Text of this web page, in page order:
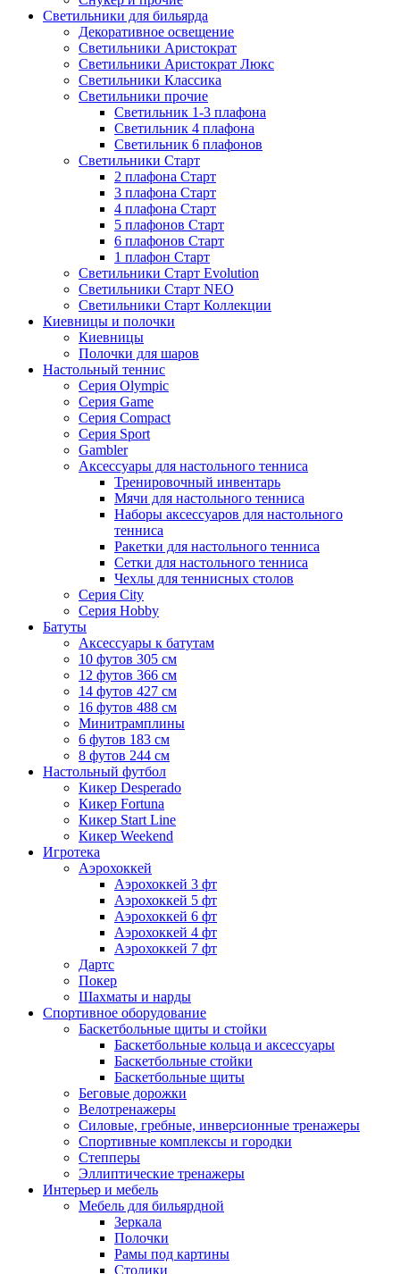
Светильники для бильярда
Декоративное освещение
Светильники Аристократ
Светильники Аристократ Люкс
Светильники Классика
Светильники прочие
Светильник 1-3 плафона
Светильник 4 плафона
Светильник 6 плафонов
Светильники Старт
2 плафона Старт
3 плафона Старт
4 плафона Старт
5 плафонов Старт
6 плафонов Старт
1 плафон Старт
Светильники Старт Evolution
Светильники Старт NEO
Светильники Старт Коллекции
Киевницы и полочки
Киевницы
Полочки для шаров
Настольный теннис
Серия Olympic
Серия Game
Серия Compact
Серия Sport
Gambler
Аксессуары для настольного тенниса
Тренировочный инвентарь
Мячи для настольного тенниса
Наборы аксессуаров для настольного
тенниса
Ракетки для настольного тенниса
Сетки для настольного тенниса
Чехлы для теннисных столов
Серия City
Серия Hobby
Батуты
Аксессуары к батутам
10 футов 305 см
12 футов 366 см
14 футов 427 см
16 футов 488 см
Минитрамплины
6 футов 183 см
8 футов 244 см
Настольный футбол
Кикер Desperado
Кикер Fortuna
Кикер Start Line
Кикер Weekend
Игротека
Аэрохоккей
Аэрохоккей 3 фт
Аэрохоккей 5 фт
Аэрохоккей 6 фт
Аэрохоккей 4 фт
Аэрохоккей 7 фт
Дартс
Покер
Шахматы и нарды
Спортивное оборудование
Баскетбольные щиты и стойки
Баскетбольные кольца и аксессуары
Баскетбольные стойки
Баскетбольные щиты
Беговые дорожки
Велотренажеры
Силовые, гребные, инверсионные тренажеры
Спортивные комплексы и городки
Степперы
Эллиптические тренажеры
Интерьер и мебель
Мебель для бильярдной
Зеркала
Полочки
Рамы под картины
Столики